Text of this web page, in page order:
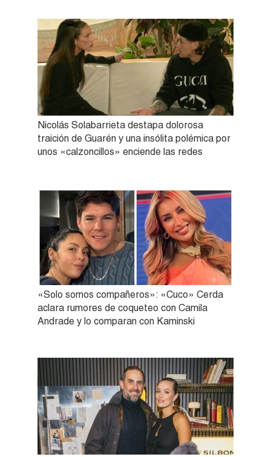
Nicolás Solabarrieta destapa dolorosa
traición de Guarén y una insólita polémica por
unos «calzoncillos» enciende las redes
«Solo somos compañeros»: «Cuco» Cerda
aclara rumores de coqueteo con Camila
Andrade y lo comparan con Kaminski